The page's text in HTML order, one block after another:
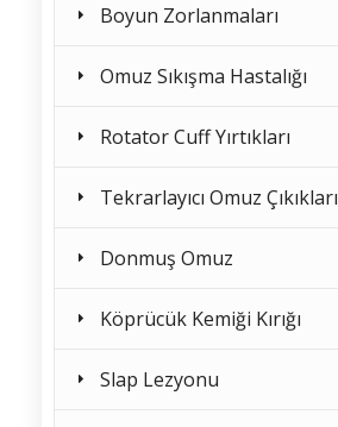
Boyun Zorlanmaları
Omuz Sıkışma Hastalığı
Rotator Cuff Yırtıkları
Tekrarlayıcı Omuz Çıkıkları
Donmuş Omuz
Köprücük Kemiği Kırığı
Slap Lezyonu